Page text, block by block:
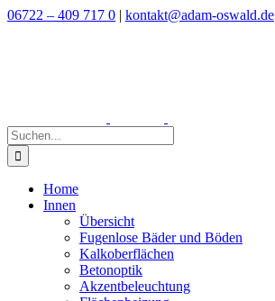
Zum
06722 – 409 717 0 | kontakt@adam-oswald.de
Suche
nach:
Home
Innen
Übersicht
Fugenlose Bäder und Böden
Kalkoberflächen
Betonoptik
Akzentbeleuchtung